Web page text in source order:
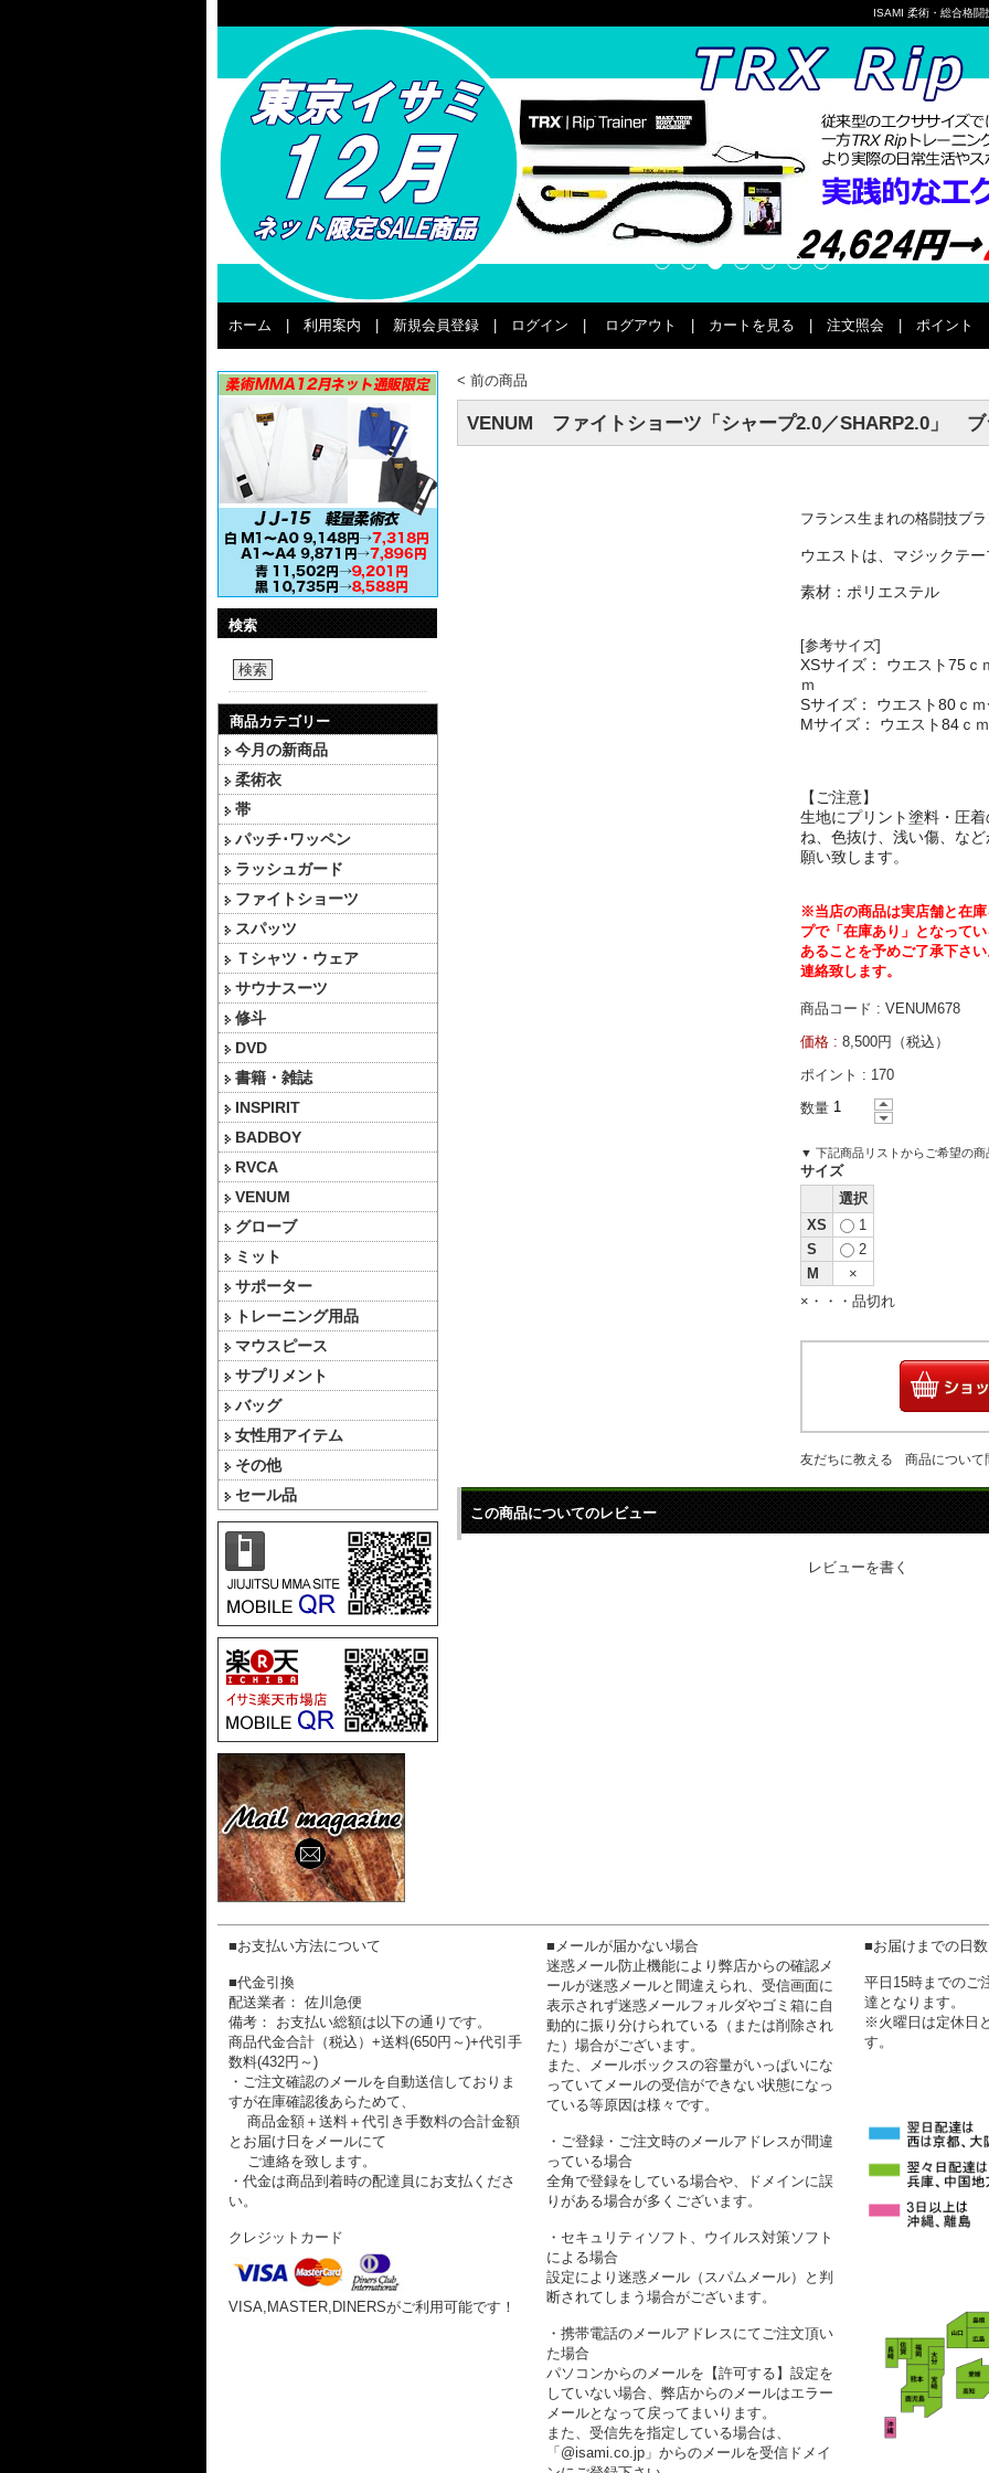
ISAMI 柔術・総合格闘
ホーム 利用案内 新規会員登録 ログイン ログアウト カートを見る 注文照会 ポイント
検索
検索
商品カテゴリー
今月の新商品
柔術衣
帯
パッチ･ワッペン
ラッシュガード
ファイトショーツ
スパッツ
Ｔシャツ・ウェア
サウナスーツ
修斗
DVD
書籍・雑誌
INSPIRIT
BADBOY
RVCA
VENUM
グローブ
ミット
サポーター
トレーニング用品
マウスピース
サプリメント
バッグ
女性用アイテム
その他
セール品
< 前の商品
VENUM ファイトショーツ「シャープ2.0／SHARP2.0」
フランス生まれの格闘技ブ
ウエストは、マジックテ
素材：ポリエステル
[参考サイズ]
XSサイズ： ウエスト 75 ｃ
ｍ
Sサイズ： ウエスト 80 ｃ
Mサイズ： ウエスト 84 ｃ
【ご注意】
生地にプリント塗料・圧
ね、 色抜け、浅い傷、な
願い致します。
※当店の商品は実店舗と在
プで「在庫あり」 となって
あることを予めご了承下さ
連絡致します。
商品コード : VENUM678
価格 : 8,500円（税込）
ポイント : 170
数量
▼ 下記商品リストからご希望の
サイズ
選択
XS
1
S
2
M
×
×・・・品切れ
友だちに教える 商品について
この商品についてのレビュー
レビューを書く
■お支払い方法について
■代金引換
配送業者： 佐川急便
備考： お支払い総額は以下の通りです。
商品代金合計（税込）+送料(650円～)+代引手
数料(432円～)
・ご注文確認のメールを自動送信しておりま
すが在庫確認後あらためて、
商品金額＋送料＋代引き手数料の合計金額
とお届け日をメールにて
ご連絡を致します。
・代金は商品到着時の配達員にお支払くださ
い。
クレジットカード
VISA,MASTER,DINERSがご利用可能です！
■メールが届かない場合
迷惑メール防止機能により弊店からの確認メ
ールが迷惑メールと間違えられ、受信画面に
表示されず迷惑メールフォルダやゴミ箱に自
動的に振り分けられている（または削除され
た）場合がございます。
また、メールボックスの容量がいっぱいにな
っていてメールの受信ができない状態になっ
ている等原因は様々です。
・ご登録・ご注文時のメールアドレスが間違
っている場合
全角で登録をしている場合や、ドメインに誤
りがある場合が多くございます。
・セキュリティソフト、ウイルス対策ソフト
による場合
設定により迷惑メール（スパムメール）と判
断されてしまう場合がございます。
・携帯電話のメールアドレスにてご注文頂い
た場合
パソコンからのメールを【許可する】設定を
していない場合、弊店からのメールはエラー
メールとなって戻ってまいります。
また、受信先を指定している場合は、
「@isami.co.jp」からのメールを受信ドメイ
■お届けまでの日
平日15時までのご
達となります。
※火曜日は定休日
す。